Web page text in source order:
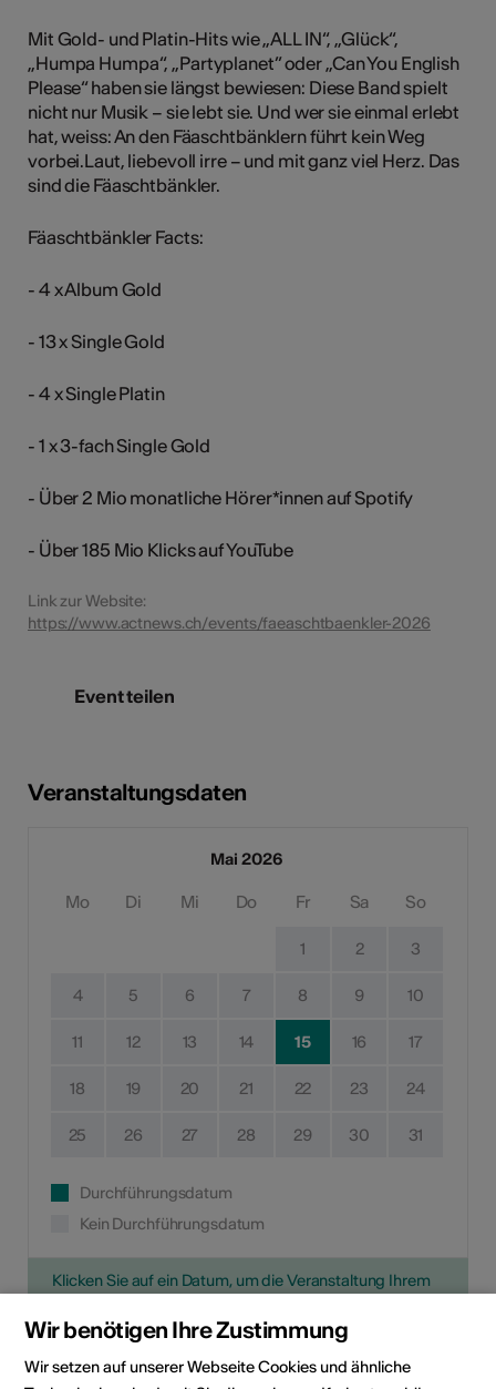
Mit Gold- und Platin-Hits wie „ALL IN“, „Glück“,
„Humpa Humpa“, „Partyplanet” oder „Can You English
Please“ haben sie längst bewiesen: Diese Band spielt
nicht nur Musik – sie lebt sie. Und wer sie einmal erlebt
hat, weiss: An den Fäaschtbänklern führt kein Weg
vorbei.Laut, liebevoll irre – und mit ganz viel Herz. Das
sind die Fäaschtbänkler.
Fäaschtbänkler Facts:
- 4 x Album Gold
- 13 x Single Gold
- 4 x Single Platin
- 1 x 3-fach Single Gold
- Über 2 Mio monatliche Hörer*innen auf Spotify
- Über 185 Mio Klicks auf YouTube
Link zur Website:
https://www.actnews.ch/events/faeaschtbaenkler-2026
Event teilen
Veranstaltungsdaten
Mai 2026
Mo Di Mi Do Fr Sa So
1 2 3
4 5 6 7 8 9 10
11 12 13 14 15 16 17
18 19 20 21 22 23 24
25 26 27 28 29 30 31
Durchführungsdatum
Kein Durchführungsdatum
Klicken Sie auf ein Datum, um die Veranstaltung Ihrem
Wir benötigen Ihre Zustimmung
Wir setzen auf unserer Webseite Cookies und ähnliche